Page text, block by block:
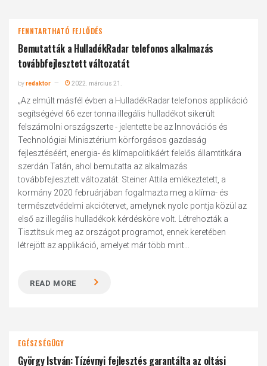
FENNTARTHATÓ FEJLŐDÉS
Bemutatták a HulladékRadar telefonos alkalmazás
továbbfejlesztett változatát
byredaktor 2022. március 21.
„Az elmúlt másfél évben a HulladékRadar telefonos applikáció
segítségével 66 ezer tonna illegális hulladékot sikerült
felszámolni országszerte - jelentette be az Innovációs és
Technológiai Minisztérium körforgásos gazdaság
fejlesztéséért, energia- és klímapolitikáért felelős államtitkára
szerdán Tatán, ahol bemutatta az alkalmazás
továbbfejlesztett változatát. Steiner Attila emlékeztetett, a
kormány 2020 februárjában fogalmazta meg a klíma- és
természetvédelmi akciótervet, amelynek nyolc pontja közül az
első az illegális hulladékok kérdésköre volt. Létrehozták a
Tisztítsuk meg az országot programot, ennek keretében
létrejött az applikáció, amelyet már több mint...
READ MORE
EGÉSZSÉGÜGY
György István: Tízévnyi fejlesztés garantálta az oltási